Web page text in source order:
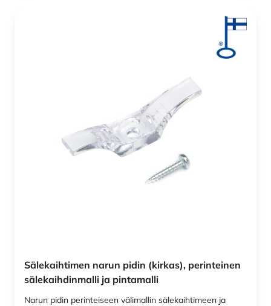
Sälekaihtimen narun pidin (kirkas), perinteinen
sälekaihdinmalli ja pintamalli
Narun pidin perinteiseen välimallin sälekaihtimeen ja